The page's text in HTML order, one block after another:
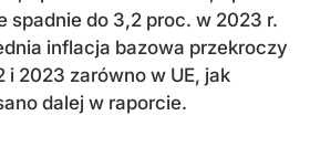
spadnie do 3,2 proc. w 2023 r.
inflacja bazowa przekroczy
2023 zarówno w UE, jak
dalej w raporcie.